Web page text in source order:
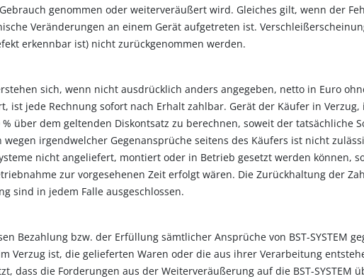
genommen oder weiterveräußert wird. Gleiches gilt, wenn der
Veränderungen an einem Gerät aufgetreten ist.
erkennbar ist) nicht zurückgenommen werden.
sich, wenn nicht ausdrücklich anders angegeben, netto in Euro
ist jede Rechnung sofort nach Erhalt zahlbar. Gerät der Käufer in Verzug,
über dem geltenden Diskontsatz zu berechnen, soweit der tatsächliche
irgendwelcher Gegenansprüche seitens des Käufers ist nicht
nicht angeliefert, montiert oder in Betrieb gesetzt werden können,
zur vorgesehenen Zeit erfolgt wären. Die Zurückhaltung der
sind in jedem Falle ausgeschlossen.
Bezahlung bzw. der Erfüllung sämtlicher Ansprüche von BST-SYSTEM
Verzug ist, die gelieferten Waren oder die aus ihrer Verarbeitung
dass die Forderungen aus der Weiterveräußerung auf die BST-